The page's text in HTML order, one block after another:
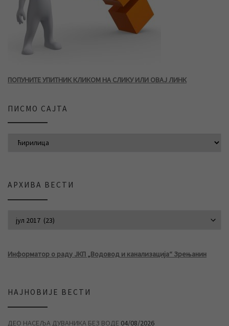
ПОПУНИТЕ УПИТНИК КЛИКОМ НА СЛИКУ ИЛИ ОВАЈ ЛИНК
ПИСМО САЈТА
АРХИВА ВЕСТИ
Информатор о раду ЈКП „Водовод и канализација“ Зрењанин
НАЈНОВИЈЕ ВЕСТИ
ДЕО НАСЕЉА ДУВАНИКА БЕЗ ВОДЕ 04/08/2026